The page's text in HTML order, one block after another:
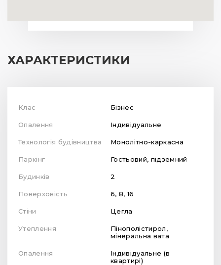
ХАРАКТЕРИСТИКИ
Клас Бізнес
Опалення Індивідуальне
Технологія будівництва Монолітно-каркасна
Паркінг Гостьовий, підземний
Будинків 2
Поверховість 6, 8, 16
Стіни Цегла
Утеплення
Пінополістирол,
мінеральна вата
Опалення
Індивідуальне (в
квартирі)